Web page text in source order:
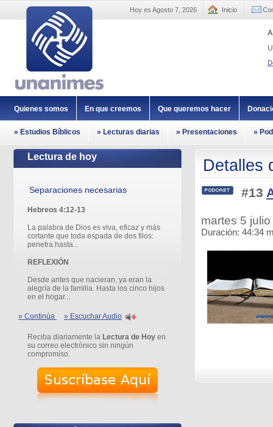
Hoy es Agosto 7, 2026 Inicio
Quienes somos En que creemos Que queremos hacer
» Estudios Bíblicos » Lecturas diarias » Presentaciones »
Lectura de hoy
Separaciones necesarias
Hebreos 4:12-13
La palabra de Dios es viva, eficaz y más
cortante que toda espada de dos filos:
penetra hasta...
REFLEXIÓN
Desde antes que nacieran, ya eran la
alegría de la familia. Hasta los cinco hijos
en el hogar...
» Continúa » Escuchar Audio
Reciba diariamente la Lectura de Hoy en
su correo electrónico sin ningún
compromiso.
Detalles
#13
martes 5
Duración: 44:34